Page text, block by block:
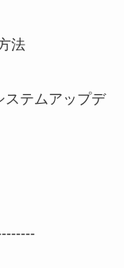
法
ステムアップデ